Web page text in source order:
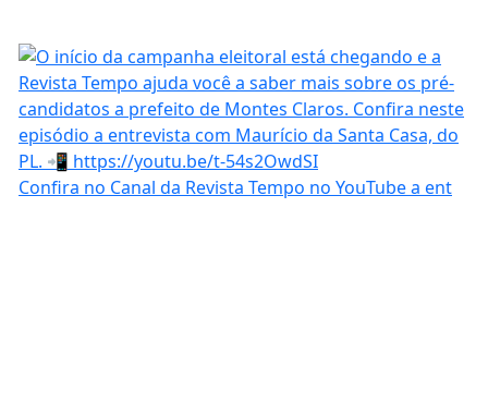
Confira no Canal da Revista Tempo no YouTube a ent